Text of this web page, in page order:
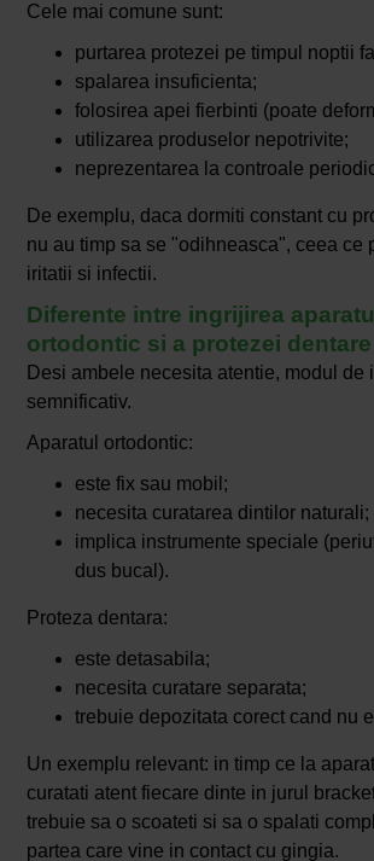
Cele mai comune sunt:
purtarea protezei pe timpul noptii
spalarea insuficienta;
folosirea apei fierbinti (poate
utilizarea produselor nepotrivite;
neprezentarea la controale
De exemplu, daca dormiti constant cu
nu au timp sa se "odihneasca", ceea ce
iritatii si infectii.
Diferente intre ingrijirea
ortodontic si a protezei dentare
Desi ambele necesita atentie, modul de
semnificativ.
Aparatul ortodontic:
este fix sau mobil;
necesita curatarea dintilor naturali;
implica instrumente speciale
dus bucal).
Proteza dentara:
este detasabila;
necesita curatare separata;
trebuie depozitata corect cand nu
Un exemplu relevant: in timp ce la
curatati atent fiecare dinte in jurul
trebuie sa o scoateti si sa o spalati
partea care vine in contact cu gingia.